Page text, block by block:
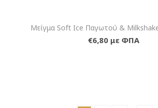
Μείγμα Soft Ice Παγωτού &
€6,80 με ΦΠΑ